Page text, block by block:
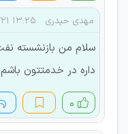
مهدی حیدری ۱۳:۲۵ ۱۴۰۳/۰۵/۲۱
داره در خدمتتون باشم
۰